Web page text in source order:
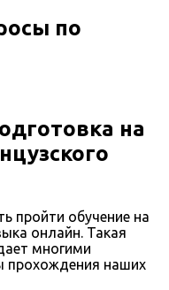
по
на
пройти обучение на
онлайн. Такая
многими
прохождения наших